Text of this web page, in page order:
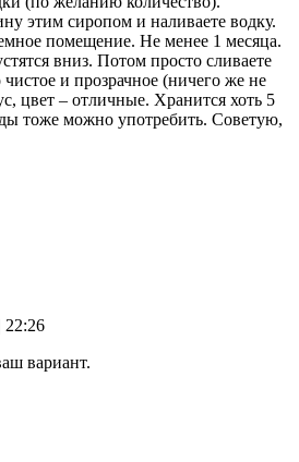
этим сиропом и наливаете водку.
помещение. Не менее 1 месяца.
вниз. Потом просто сливаете
и прозрачное (ничего же не
цвет – отличные. Хранится хоть 5
тоже можно употребить. Советую,
| 22:26
вариант.